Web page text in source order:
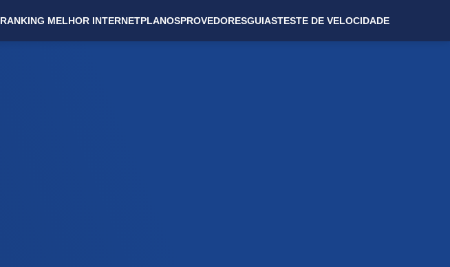
RANKING MELHOR INTERNETPLANOSPROVEDORESGUIASTESTE DE VELOCIDADE